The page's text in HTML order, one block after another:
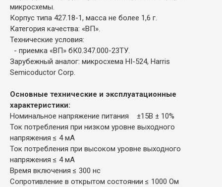
микросхемы.
Корпус типа 427.18-1, масса не более 1,6 г.
Категория качества: «ВП».
Технические условия:
- приемка «ВП» бК0.347.000-23ТУ.
Зарубежный аналог: микросхема HI-524, Harris
Semicoductor Corp.
Основные технические и эксплуатационные
характеристики:
Номинальное напряжение питания ±15В ± 10%
Ток потребления при низком уровне выходного
напряжения ≤ 4 мА
Ток потребления при высоком уровне выходного
напряжения ≤ 4 мА
Время включения ≤ 300 нс
Сопротивление в открытом состоянии ≤ 1000 Ом